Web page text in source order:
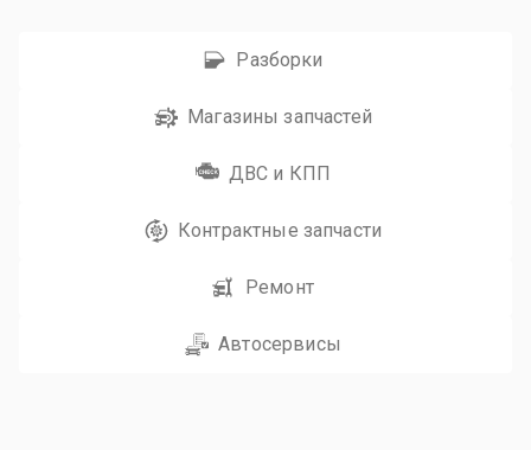
Разборки
Магазины запчастей
ДВС и КПП
Контрактные запчасти
Ремонт
Автосервисы